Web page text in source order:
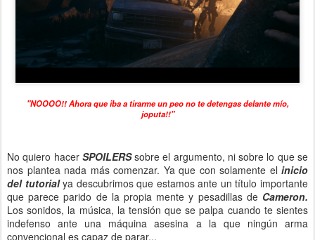
"NOOOO!! Ahora que iba a tirarme un peo no te detengas delante mío,
joputa!!"
No quiero hacer SPOILERSsobre el argumento, ni sobre lo que se
nos plantea nada más comenzar. Ya que con solamente el inicio
del tutorialya descubrimos que estamos ante un título importante
que parece parido de la propia mente y pesadillas de Cameron.
Los sonidos, la música, la tensión que se palpa cuando te sientes
indefenso ante una máquina asesina a la que ningún arma
convencional es capaz de parar...